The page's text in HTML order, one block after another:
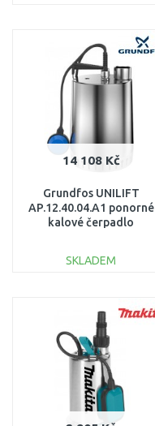
Porovnat
14 108 Kč
Grundfos UNILIFT
AP.12.40.04.A1 ponorné
kalové čerpadlo
SKLADEM
Porovnat